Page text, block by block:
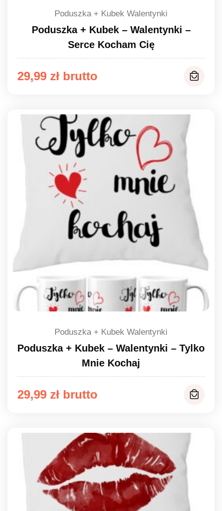
Poduszka + Kubek Walentynki
Poduszka + Kubek – Walentynki –
Serce Kocham Cię
29,99 zł
Poduszka + Kubek Walentynki
Poduszka + Kubek – Walentynki – Tylko
Mnie Kochaj
29,99 zł